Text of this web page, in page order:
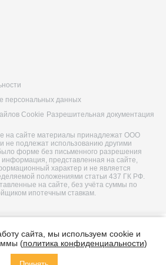
персональных данных
Cookie Разрешительная документация
на сайте материалы принадлежат ООО
не подлежат использованию другими
форме без письменного разрешения
представленная на сайте,
характер и не является
положениями статьи 437 ГК РФ.
на сайте, без учёта суммы по
ипотечным ставкам.
сайта, мы используем cookie и
(политика конфиденциальности)